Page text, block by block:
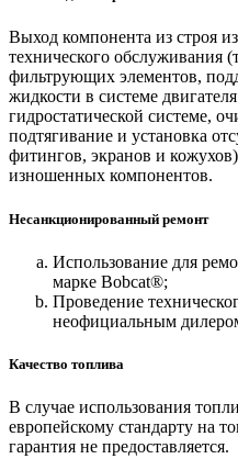
Выход компонента из строя
технического обслуживания
фильтрующих элементов,
жидкости в системе
гидростатической системе,
подтягивание и установка
фитингов, экранов и
изношенных компонентов.
Несанкционированный ремонт
Использование для
марке Bobcat®;
Проведение
неофициальным
Качество топлива
В случае использования
европейскому стандарту на
гарантия не предоставляется.